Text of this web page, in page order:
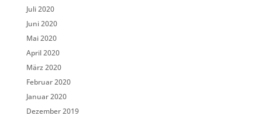
Juli 2020
Juni 2020
Mai 2020
April 2020
März 2020
Februar 2020
Januar 2020
Dezember 2019